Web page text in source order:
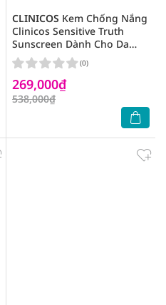
CLINICOS Kem Chống Nắng
Clinicos Sensitive Truth
Sunscreen Dành Cho Da
Nhạy Cảm SPF50+ PA++++
50ml
269,000₫
538,000₫
(0)